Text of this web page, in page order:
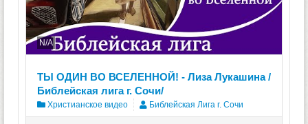
N/A
ТЫ ОДИН ВО ВСЕЛЕННОЙ! - Лиза Лукашина /
Библейская лига г. Сочи/
Христианское видео Библейская Лига г. Сочи